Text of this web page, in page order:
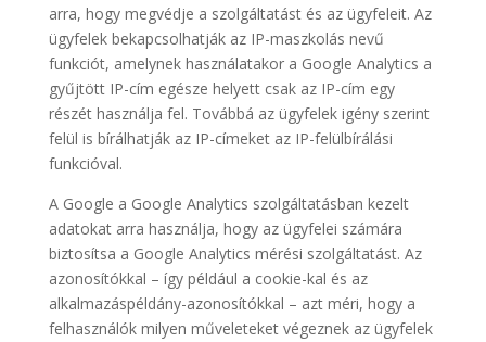
arra, hogy megvédje a szolgáltatást és az ügyfeleit. Az
ügyfelek bekapcsolhatják az IP-maszkolás nevű
funkciót, amelynek használatakor a Google Analytics a
gyűjtött IP-cím egésze helyett csak az IP-cím egy
részét használja fel. Továbbá az ügyfelek igény szerint
felül is bírálhatják az IP-címeket az IP-felülbírálási
funkcióval.
A Google a Google Analytics szolgáltatásban kezelt
adatokat arra használja, hogy az ügyfelei számára
biztosítsa a Google Analytics mérési szolgáltatást. Az
azonosítókkal – így például a cookie-kal és az
alkalmazáspéldány-azonosítókkal – azt méri, hogy a
felhasználók milyen műveleteket végeznek az ügyfelek